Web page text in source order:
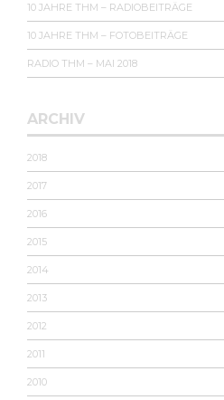
10 JAHRE THM – RADIOBEITRÄGE
10 JAHRE THM – FOTOBEITRÄGE
RADIO THM – MAI 2018
ARCHIV
2018
2017
2016
2015
2014
2013
2012
2011
2010